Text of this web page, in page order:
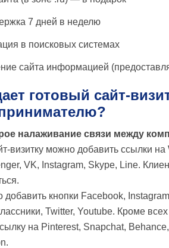
7 дней в неделю
в поисковых системах
сайта информацией
готовый сайт-
налаживание связи между
визитку можно добавить ссылки
VK, Instagram, Skype, Line.
добавить кнопки Facebook,
Twitter, Youtube. Кроме
на Pinterest, Snapchat,